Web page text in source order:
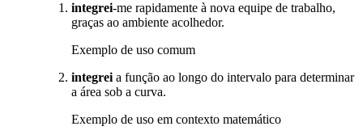
integrei-me rapidamente à nova equipe de trabalho,
graças ao ambiente acolhedor.
Exemplo de uso comum
integrei a função ao longo do intervalo para determinar
a área sob a curva.
Exemplo de uso em contexto matemático